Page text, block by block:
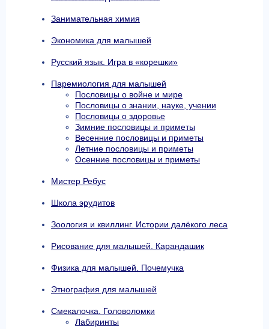
Занимательная химия
Экономика для малышей
Русский язык. Игра в «корешки»
Паремиология для малышей
Пословицы о войне и мире
Пословицы о знании, науке, учении
Пословицы о здоровье
Зимние пословицы и приметы
Весенние пословицы и приметы
Летние пословицы и приметы
Осенние пословицы и приметы
Мистер Ребус
Школа эрудитов
Зоология и квиллинг. Истории далёкого леса
Рисование для малышей. Карандашик
Физика для малышей. Почемучка
Этнография для малышей
Смекалочка. Головоломки
Лабиринты